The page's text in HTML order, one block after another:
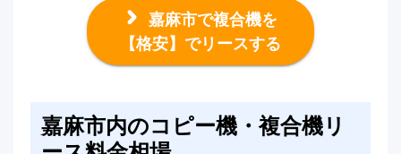
嘉麻市で複合機を
【格安】でリースする
嘉麻市内のコピー機・複合機リ